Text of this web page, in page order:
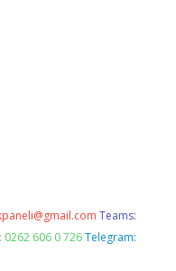
Teams:
606 0 726 Telegram: